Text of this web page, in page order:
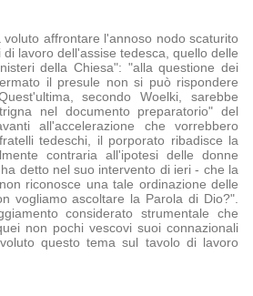
affrontare l'annoso nodo scaturito
lavoro dell'assise tedesca, quello delle
della Chiesa": "alla questione dei
il presule non si può rispondere
secondo Woelki, sarebbe
nel documento preparatorio" del
all'accelerazione che vorrebbero
tedeschi, il porporato ribadisce la
contraria all'ipotesi delle donne
detto nel suo intervento di ieri - che la
riconosce una tale ordinazione delle
vogliamo ascoltare la Parola di Dio?".
considerato strumentale che
non pochi vescovi suoi connazionali
questo tema sul tavolo di lavoro